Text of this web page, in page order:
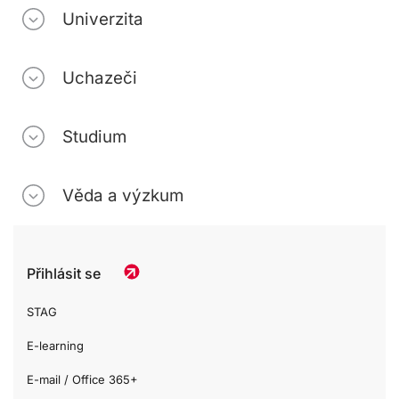
Univerzita
Uchazeči
Studium
Věda a výzkum
Přihlásit se
STAG
E-learning
E-mail / Office 365+